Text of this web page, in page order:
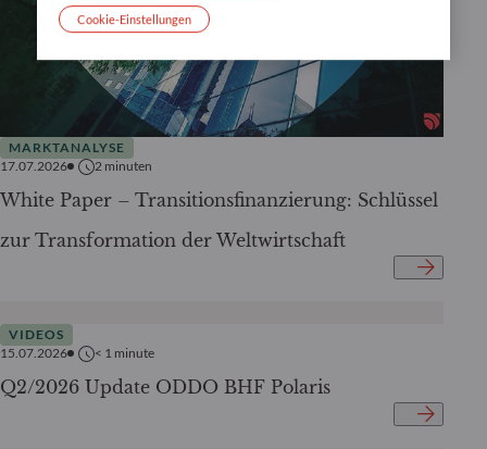
MARKTANALYSE
17.07.2026
2 minuten
White Paper – Transitionsfinanzierung: Schlüssel
zur Transformation der Weltwirtschaft
VIDEOS
15.07.2026
< 1 minute
Q2/2026 Update ODDO BHF Polaris
Cookie-Einstellungen